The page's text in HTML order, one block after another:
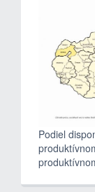
Podiel